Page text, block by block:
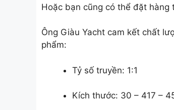
Hoặc bạn cũng có thể đặt hàng
Ông Giàu Yacht cam kết chất
phẩm:
Tỷ số truyền: 1:1
Kích thước: 30 – 417 –